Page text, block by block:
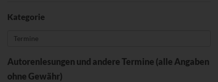
Kategorie
Autorenlesungen und andere Termine (alle Angaben
ohne Gewähr)